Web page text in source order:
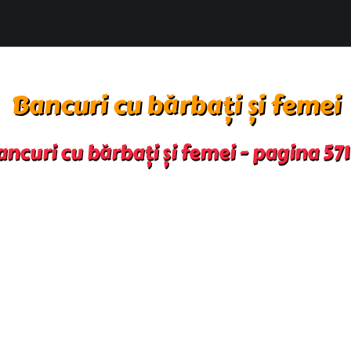
Bancuri cu bărbați și femei
cu bărbați și femei - pagina